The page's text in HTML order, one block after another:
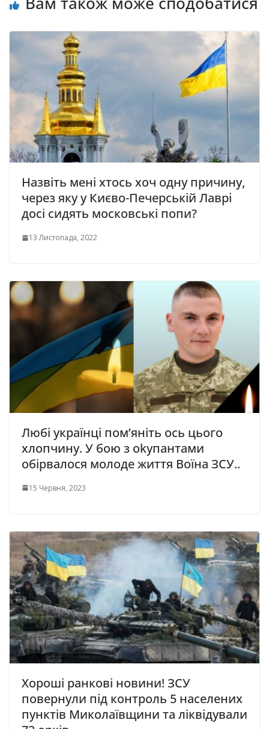
Назвіть мені хтось хоч одну причину,
через яку у Києво-Печерській Лаврі
досі сидять московські попи?
13 Листопада, 2022
Любі українці пом’яніть ось цього
хлопчину. У бою з оkупантами
обірвалося молоде життя Воїна ЗСУ..
15 Червня, 2023
Хороші ранкові новини! ЗСУ
повернули під контроль 5 населених
пунктів Миколаївщини та ліквідували